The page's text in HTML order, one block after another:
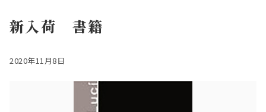
新入荷 書籍
2020年11月8日